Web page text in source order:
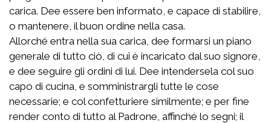
carica. Dee essere ben informato, e capace di stabilire,
o mantenere, il buon ordine nella casa.
Allorché entra nella sua carica, dee formarsi un piano
generale di tutto ciò, di cui è incaricato dal suo signore,
e dee seguire gli ordini di lui. Dee intendersela col suo
capo di cucina, e somministrargli tutte le cose
necessarie; e col confetturiere similmente; e per fine
render conto di tutto al Padrone, affinché lo segni; il